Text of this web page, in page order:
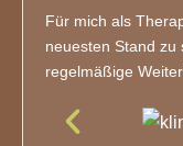
Für mich als
neuesten Stand
regelmäßige